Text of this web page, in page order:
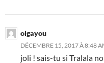
olgayou
DÉCEMBRE 15, 2017 À 8:48
joli ! sais-tu si Tralala